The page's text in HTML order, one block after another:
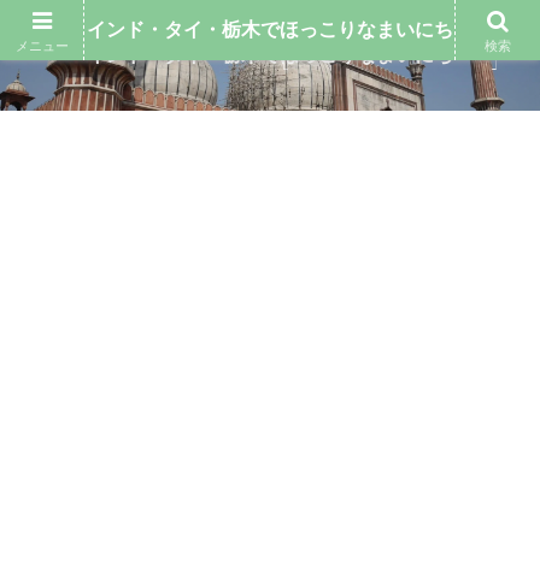
メニュー
インド・タイ・栃木でほっこりなまいにち
検索